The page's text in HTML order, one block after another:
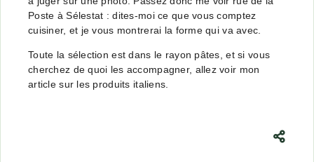
Poste à Sélestat : dites-moi ce que vous comptez
cuisiner, et je vous montrerai la forme qui va avec.
Toute la sélection est dans le rayon pâtes , et si vous
cherchez de quoi les accompagner, allez voir mon
article sur les produits italiens